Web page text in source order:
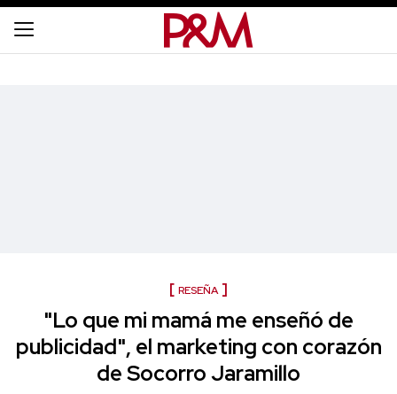
RESEÑA
"Lo que mi mamá me enseñó de
publicidad", el marketing con corazón
de Socorro Jaramillo